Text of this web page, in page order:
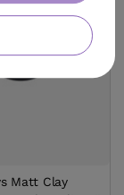
Matt Clay